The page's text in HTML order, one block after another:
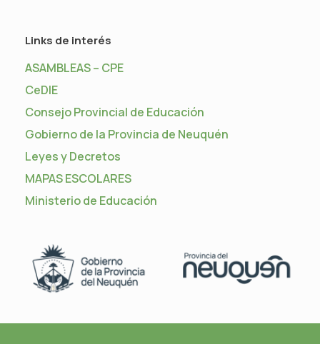
Links de interés
ASAMBLEAS – CPE
CeDIE
Consejo Provincial de Educación
Gobierno de la Provincia de Neuquén
Leyes y Decretos
MAPAS ESCOLARES
Ministerio de Educación